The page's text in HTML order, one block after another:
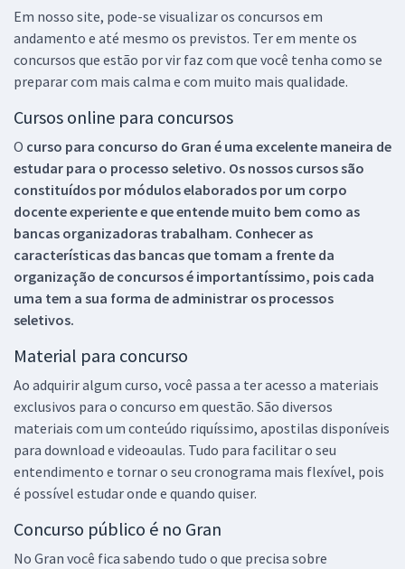
Em nosso site, pode-se visualizar os concursos em
andamento e até mesmo os previstos. Ter em mente os
concursos que estão por vir faz com que você tenha como se
preparar com mais calma e com muito mais qualidade.
Cursos online para concursos
O curso para concurso do Gran é uma excelente maneira de
estudar para o processo seletivo. Os nossos cursos são
constituídos por módulos elaborados por um corpo
docente experiente e que entende muito bem como as
bancas organizadoras trabalham. Conhecer as
características das bancas que tomam a frente da
organização de concursos é importantíssimo, pois cada
uma tem a sua forma de administrar os processos
seletivos.
Material para concurso
Ao adquirir algum curso, você passa a ter acesso a materiais
exclusivos para o concurso em questão. São diversos
materiais com um conteúdo riquíssimo, apostilas disponíveis
para download e videoaulas. Tudo para facilitar o seu
entendimento e tornar o seu cronograma mais flexível, pois
é possível estudar onde e quando quiser.
Concurso público é no Gran
No Gran você fica sabendo tudo o que precisa sobre